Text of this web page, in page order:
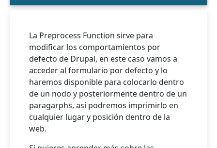
La Preprocess Function sirve para
modificar los comportamientos por
defecto de Drupal, en este caso vamos a
acceder al formulario por defecto y lo
haremos disponible para colocarlo dentro
de un nodo y posteriormente dentro de un
paragarphs, así podremos imprimirlo en
cualquier lugar y posición dentro de la
web.